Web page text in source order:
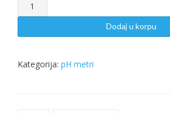
metar
CHECK
Dodaj u korpu
Kategorija: pH metri